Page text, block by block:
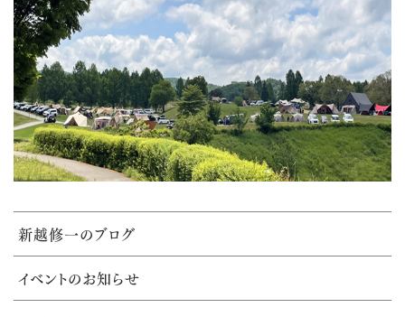
新越修一のブログ
イベントのお知らせ